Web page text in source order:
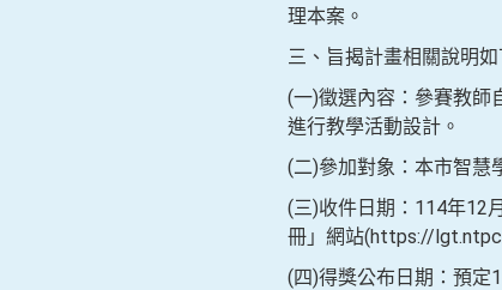
理本案。
三、旨揭計畫相關說明如
(一)徵選內容：參賽教師
進行教學活動設計。
(二)參加對象：本市智慧
(三)收件日期：114年12
冊」網站(https://
(四)得獎公布日期：預定